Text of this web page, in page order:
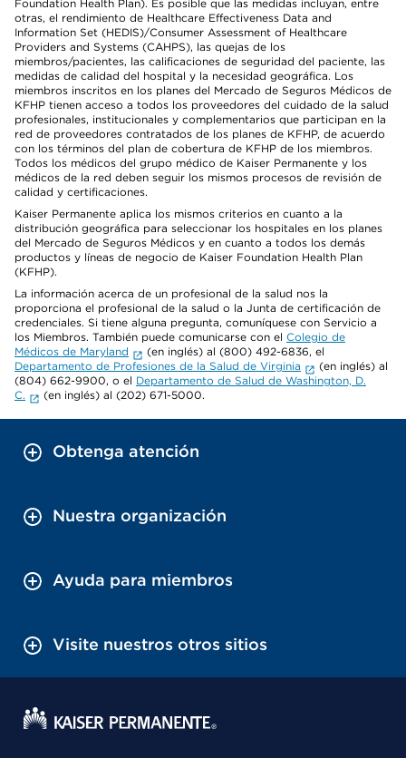
Foundation Health Plan). Es posible que las medidas incluyan, entre
otras, el rendimiento de Healthcare Effectiveness Data and
Information Set (HEDIS)/Consumer Assessment of Healthcare
Providers and Systems (CAHPS), las quejas de los
miembros/pacientes, las calificaciones de seguridad del paciente, las
medidas de calidad del hospital y la necesidad geográfica. Los
miembros inscritos en los planes del Mercado de Seguros Médicos de
KFHP tienen acceso a todos los proveedores del cuidado de la salud
profesionales, institucionales y complementarios que participan en la
red de proveedores contratados de los planes de KFHP, de acuerdo
con los términos del plan de cobertura de KFHP de los miembros.
Todos los médicos del grupo médico de Kaiser Permanente y los
médicos de la red deben seguir los mismos procesos de revisión de
calidad y certificaciones.
Kaiser Permanente aplica los mismos criterios en cuanto a la
distribución geográfica para seleccionar los hospitales en los planes
del Mercado de Seguros Médicos y en cuanto a todos los demás
productos y líneas de negocio de Kaiser Foundation Health Plan
(KFHP).
La información acerca de un profesional de la salud nos la
proporciona el profesional de la salud o la Junta de certificación de
credenciales. Si tiene alguna pregunta, comuníquese con Servicio a
los Miembros. También puede comunicarse con el Colegio de
Médicos de Maryland
(en inglés) al (800) 492-6836, el
Departamento de Profesiones de la Salud de Virginia
(en inglés) al
(804) 662-9900, o el Departamento de Salud de Washington, D.
C.
(en inglés) al (202) 671-5000.
Obtenga atención
Nuestra organización
Ayuda para miembros
Visite nuestros otros sitios